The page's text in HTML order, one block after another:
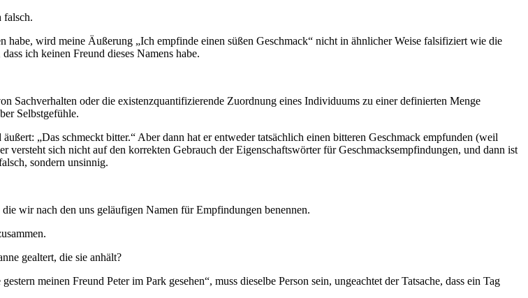
falsch.
habe, wird meine Äußerung „Ich empfinde einen süßen Geschmack“ nicht in ähnlicher Weise falsifiziert wie die
ich keinen Freund dieses Namens habe.
Sachverhalten oder die existenzquantifizierende Zuordnung eines Individuums zu einer definierten Menge
Selbstgefühle.
„Das schmeckt bitter.“ Aber dann hat er entweder tatsächlich einen bitteren Geschmack empfunden (weil
versteht sich nicht auf den korrekten Gebrauch der Eigenschaftswörter für Geschmacksempfindungen, und dann ist
sondern unsinnig.
wir nach den uns geläufigen Namen für Empfindungen benennen.
gealtert, die sie anhält?
meinen Freund Peter im Park gesehen“, muss dieselbe Person sein, ungeachtet der Tatsache, dass ein Tag